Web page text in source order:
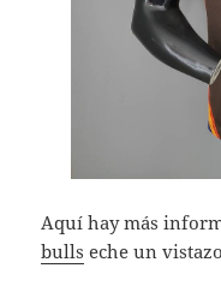
Aquí hay más
bulls eche un